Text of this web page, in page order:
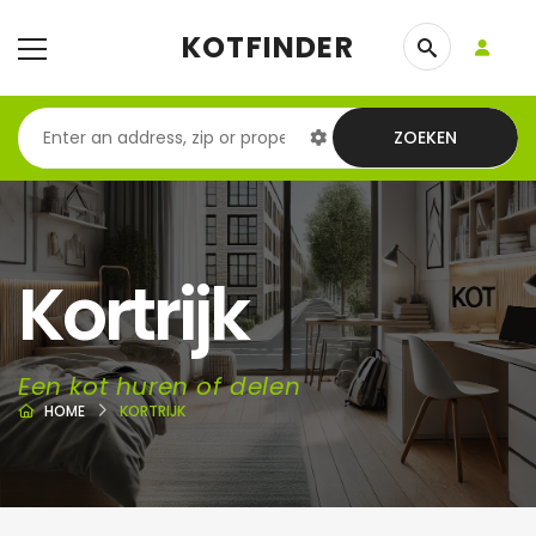
KOTFINDER
ZOEKEN
Kortrijk
Een kot huren of delen
HOME KORTRIJK